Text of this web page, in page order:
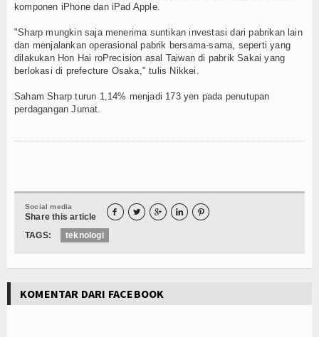
komponen iPhone dan iPad Apple.
"Sharp mungkin saja menerima suntikan investasi dari pabrikan lain
dan menjalankan operasional pabrik bersama-sama, seperti yang
dilakukan Hon Hai roPrecision asal Taiwan di pabrik Sakai yang
berlokasi di prefecture Osaka," tulis Nikkei.
Saham Sharp turun 1,14% menjadi 173 yen pada penutupan
perdagangan Jumat.
Social media
Share this article     
TAGS: teknologi
KOMENTAR DARI FACEBOOK